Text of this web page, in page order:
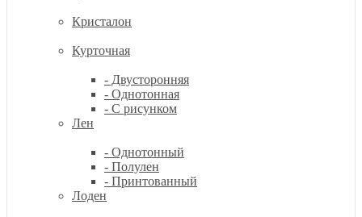
Кристалон
Курточная
- Двусторонняя
- Однотонная
- С рисунком
Лен
- Однотонный
- Полулен
- Принтованный
Лоден